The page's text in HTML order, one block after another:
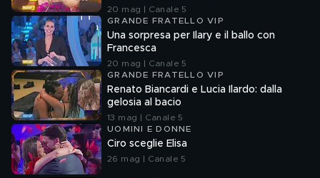
20 mag | Canale 5
GRANDE FRATELLO VIP
Una sorpresa per Ilary e il ballo con
Francesca
20 mag | Canale 5
GRANDE FRATELLO VIP
Renato Biancardi e Lucia Ilardo: dalla
gelosia al bacio
13 mag | Canale 5
UOMINI E DONNE
Ciro sceglie Elisa
26 mag | Canale 5